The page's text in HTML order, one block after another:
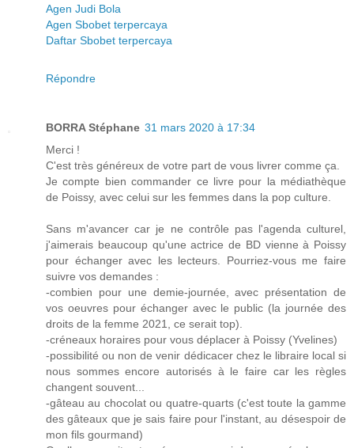
Agen Judi Bola
Agen Sbobet terpercaya
Daftar Sbobet terpercaya
Répondre
BORRA Stéphane 31 mars 2020 à 17:34
Merci !
C'est très généreux de votre part de vous livrer comme ça.
Je compte bien commander ce livre pour la médiathèque
de Poissy, avec celui sur les femmes dans la pop culture.
Sans m'avancer car je ne contrôle pas l'agenda culturel,
j'aimerais beaucoup qu'une actrice de BD vienne à Poissy
pour échanger avec les lecteurs. Pourriez-vous me faire
suivre vos demandes :
-combien pour une demie-journée, avec présentation de
vos oeuvres pour échanger avec le public (la journée des
droits de la femme 2021, ce serait top).
-créneaux horaires pour vous déplacer à Poissy (Yvelines)
-possibilité ou non de venir dédicacer chez le libraire local si
nous sommes encore autorisés à le faire car les règles
changent souvent...
-gâteau au chocolat ou quatre-quarts (c'est toute la gamme
des gâteaux que je sais faire pour l'instant, au désespoir de
mon fils gourmand)